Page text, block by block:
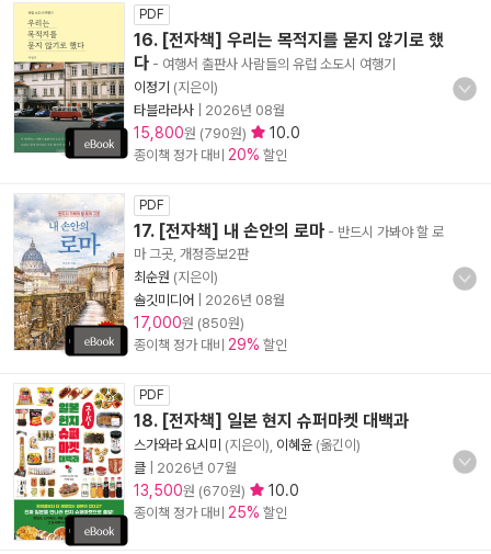
PDF
16. [전자책] 우리는 목적지를 묻지 않기로 했
다 - 여행서 출판사 사람들의 유럽 소도시 여행기
이정기 (지은이)
타블라라사
2026년 08월
15,800원 (790원) 10.0
종이책 정가 대비 20% 할인
PDF
17. [전자책] 내 손안의 로마 - 반드시 가봐야 할 로
마 그곳, 개정증보2판
최순원 (지은이)
솔깃미디어
2026년 08월
17,000원 (850원)
종이책 정가 대비 29% 할인
PDF
18. [전자책] 일본 현지 슈퍼마켓 대백과
스가와라 요시미 (지은이), 이혜윤 (옮긴이)
클
2026년 07월
13,500원 (670원) 10.0
종이책 정가 대비 25% 할인